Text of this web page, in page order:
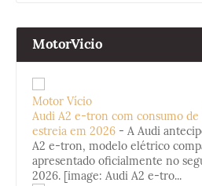
MotorVicio
Motor Vício
Audi A2 e-tron com consumo
estreia em 2026 - A Audi
A2 e-tron, modelo elétrico
apresentado oficialmente no
2026. [image: Audi A2 e-tro...